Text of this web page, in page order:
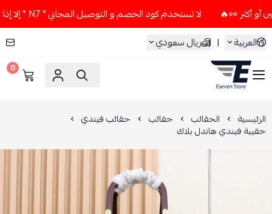
لا تستخدم كود الخصم و التوصيل المجاني " N7 " إلا إذا طلبت قطعتين أو أكثر 👀🔥
العربية
| ريال سعودي
ESEVEN STORE
0
الرئيسية الحقائب حقائب حقائب فيندي
حقيبة فيندي هاندل بلاك